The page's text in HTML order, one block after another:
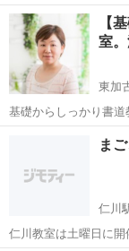
うな洋館で◎「手ぶら
料体験レッスン受付
金...
兵庫 西宮市
【
室
東加
基礎からしっかり書道教室 加古郡稲美町・播磨町・加古川
など稲美町の近隣地域 毛筆・硬筆 こんにちは。ご覧いただきましてあ
りがとうございます
ま
仁川
仁川教室は土曜日に